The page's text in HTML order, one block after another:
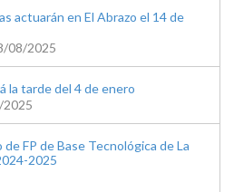
actuarán en El Abrazo el 14 de
08/2025
la tarde del 4 de enero
FP de Base Tecnológica de La
2025